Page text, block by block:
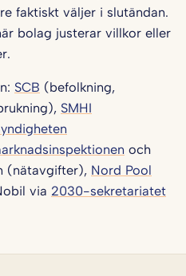
faktiskt väljer i slutändan.
bolag justerar villkor eller
SCB (befolkning,
SMHI
och
(nätavgifter), Nord Pool
via 2030-sekretariatet